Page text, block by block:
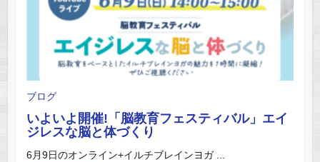
ブログ
いよいよ開催!「脳教育フェスティバル」エイ
ジレスな脳と体づくり
6月9日のオンライン+イルチブレインヨガ ...